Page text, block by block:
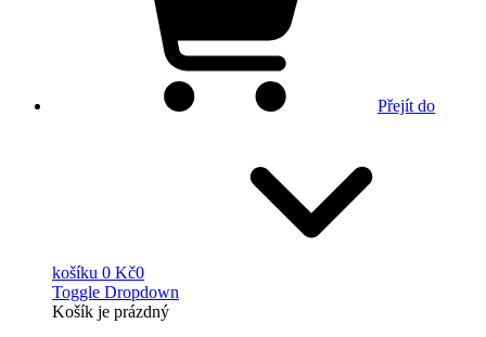
Přejít do
košíku 0 Kč0
Toggle Dropdown
Košík je prázdný